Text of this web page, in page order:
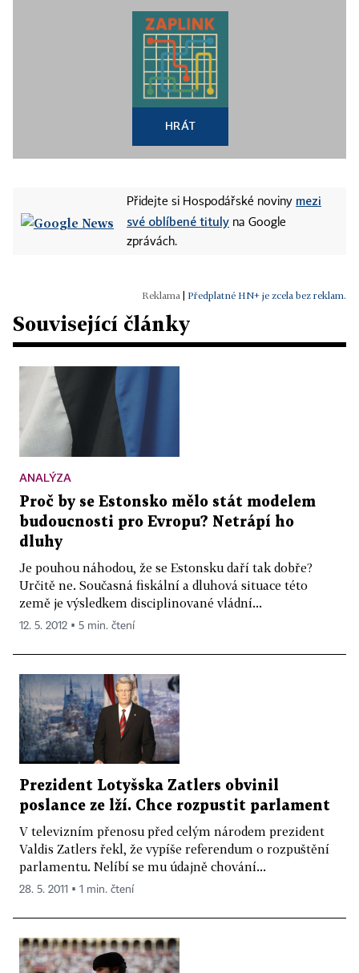
HRÁT
Přidejte si Hospodářské noviny mezi
své oblíbené tituly na Google
zprávách.
Předplatné HN+ je zcela bez reklam.
Související články
ANALÝZA
Proč by se Estonsko mělo stát modelem
budoucnosti pro Evropu? Netrápí ho
dluhy
Je pouhou náhodou, že se Estonsku daří tak dobře?
Určitě ne. Současná fiskální a dluhová situace této
země je výsledkem disciplinované vládní...
12. 5. 2012 ▪ 5 min. čtení
Prezident Lotyšska Zatlers obvinil
poslance ze lží. Chce rozpustit parlament
V televizním přenosu před celým národem prezident
Valdis Zatlers řekl, že vypíše referendum o rozpuštění
parlamentu. Nelíbí se mu údajně chování...
28. 5. 2011 ▪ 1 min. čtení